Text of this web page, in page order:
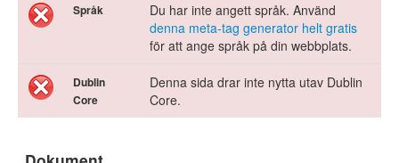
Språk
Du har inte angett språk. Använd
denna meta-tag generator helt gratis
för att ange språk på din webbplats.
Dublin
Core
Denna sida drar inte nytta utav Dublin
Core.